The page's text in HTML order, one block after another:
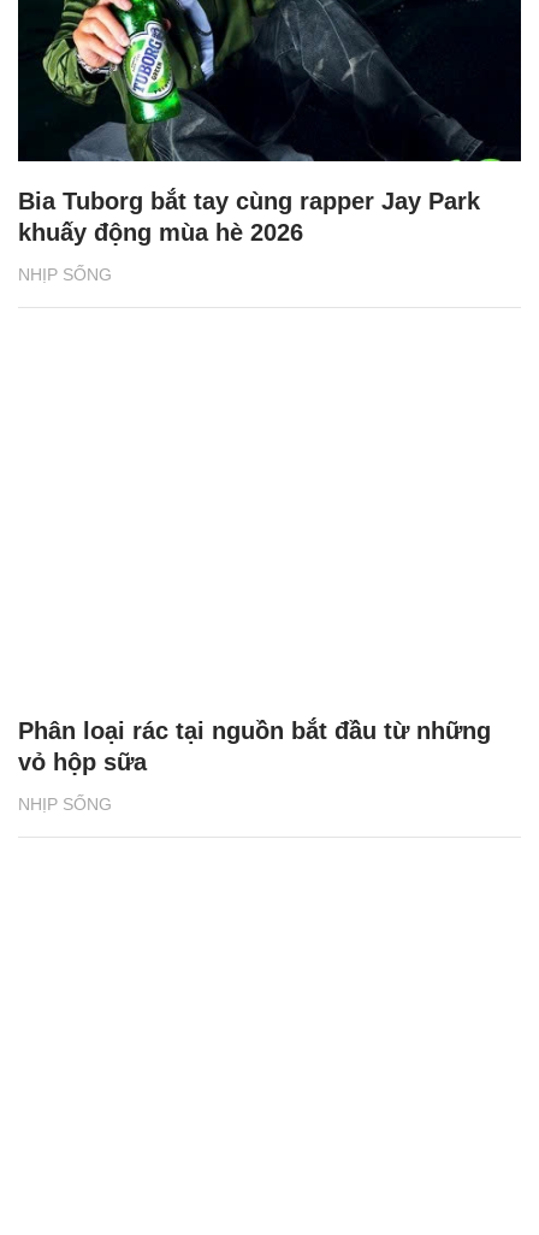
NHỊP SỐNG
Bia Tuborg bắt tay cùng rapper Jay Park
khuấy động mùa hè 2026
NHỊP SỐNG
Phân loại rác tại nguồn bắt đầu từ những
vỏ hộp sữa